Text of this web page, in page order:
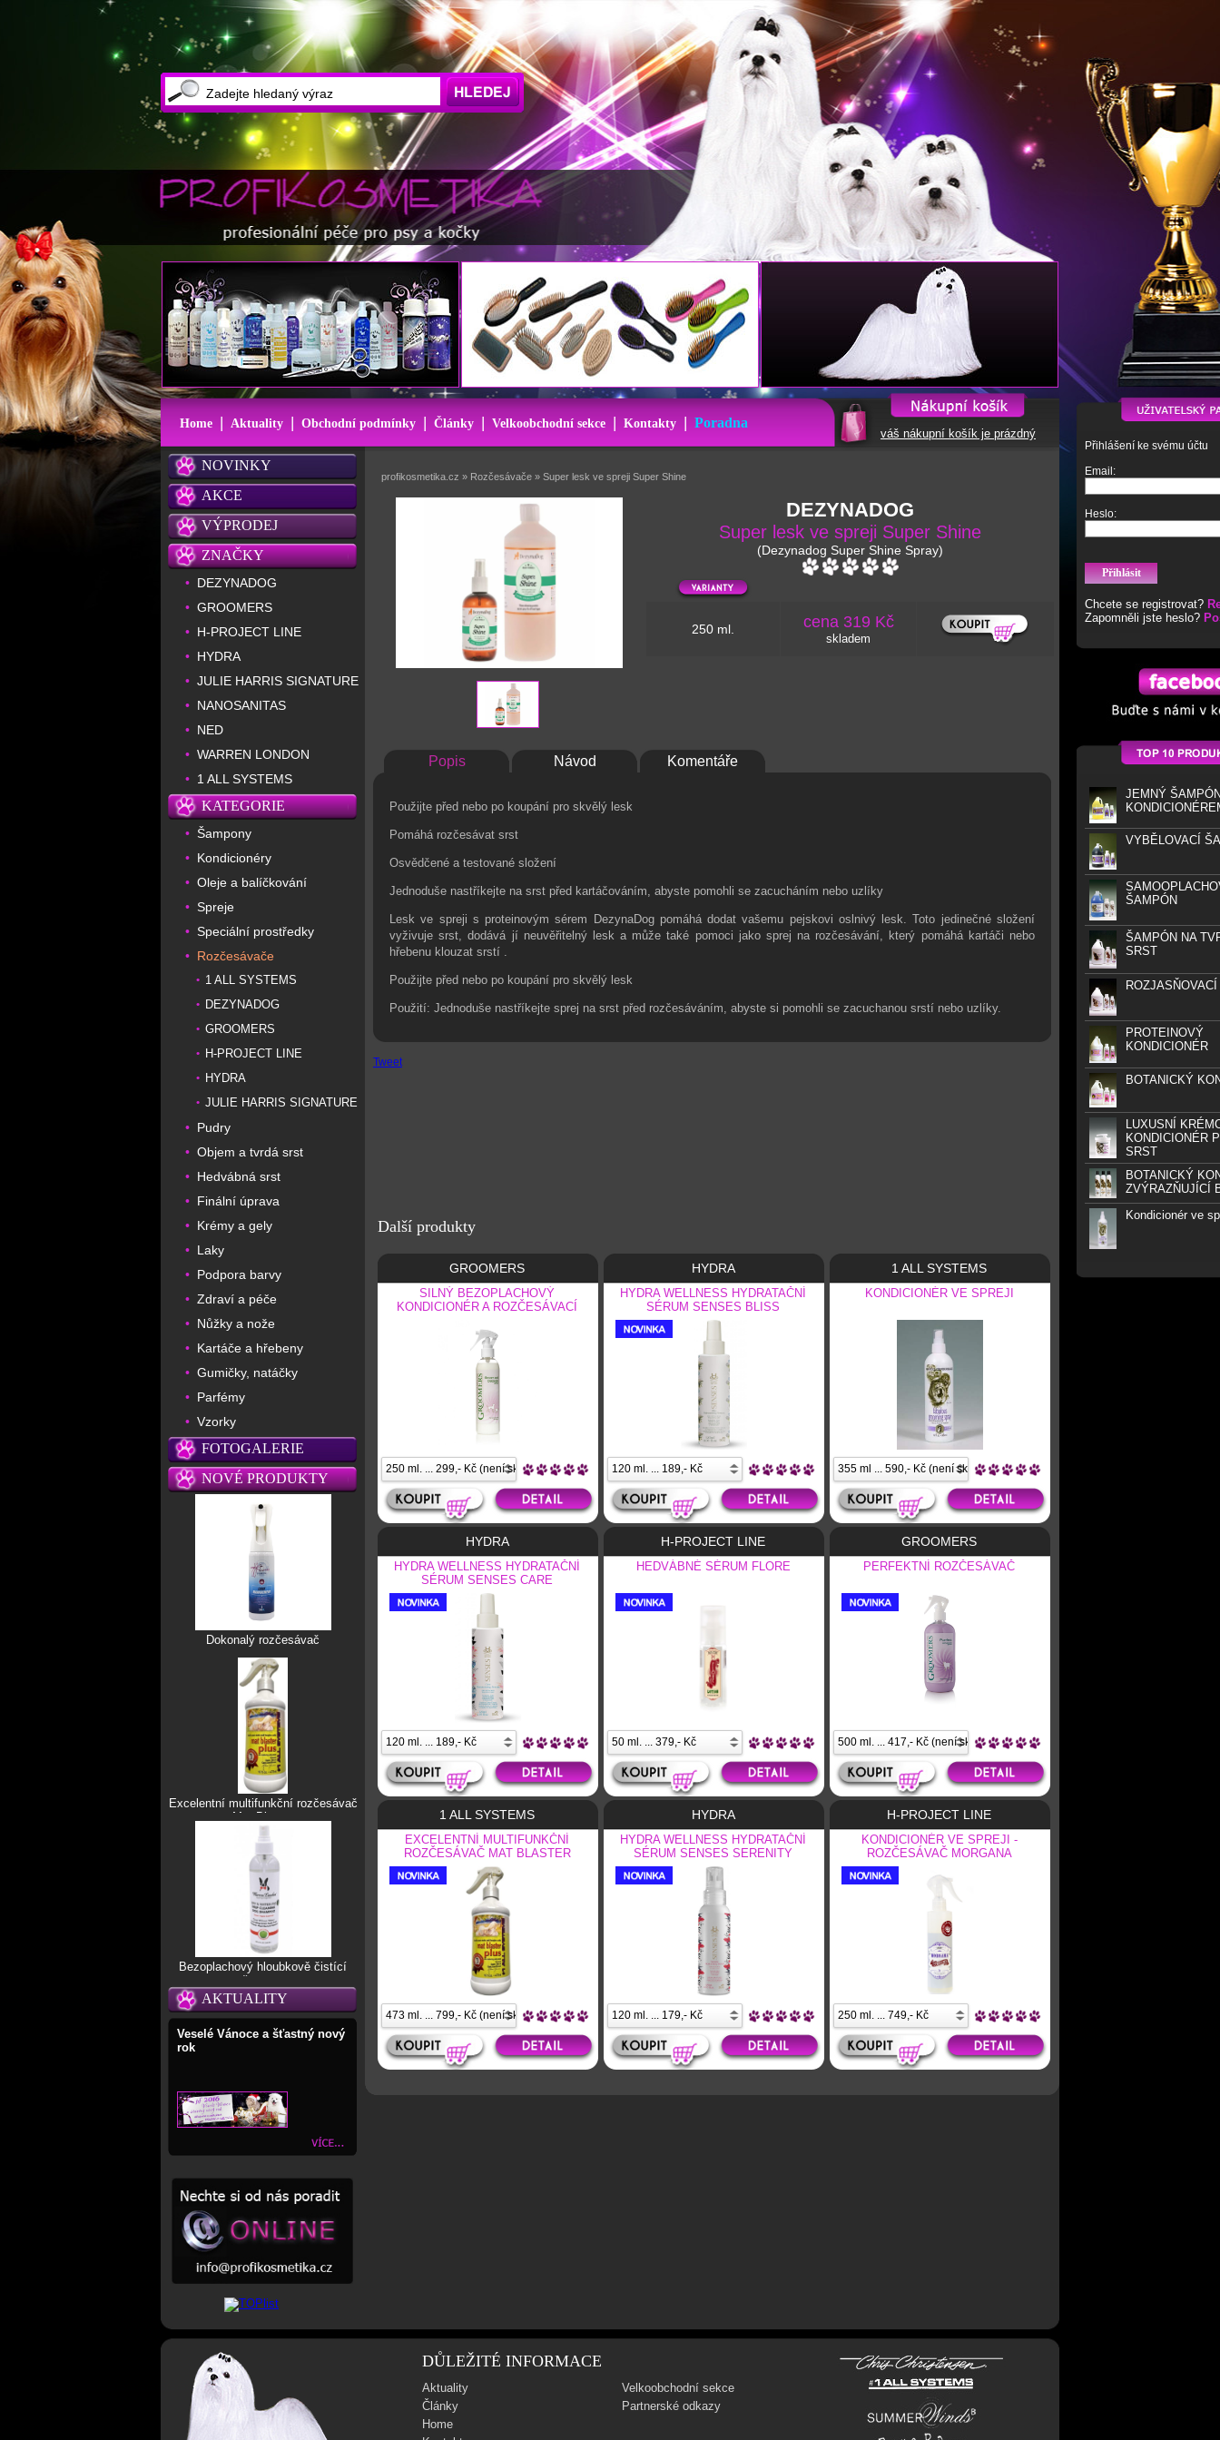
váš nákupní košík je prázdný
Přihlášení ke svému účtu
Email:
Heslo:
Chcete se registrovat?
Zapomněli jste heslo?
JEMNÝ
VYBĚLOVACÍ
ŠAMPÓN
ŠAMPÓN NA
SRST
PROTEINOVÝ
KONDICIONÉR
BOTANICKÝ
LUXUSNÍ
KONDICIONÉR
SRST
BOTANICKÝ
ZVÝRAZŇUJÍCÍ
Kondicionér ve
Home | Aktuality | Obchodní podmínky | Články | Velkoobchodní sekce | Kontakty | Poradna
NOVINKY
AKCE
VÝPRODEJ
ZNAČKY
• DEZYNADOG
• GROOMERS
• H-PROJECT LINE
• HYDRA
• JULIE HARRIS SIGNATURE
• NANOSANITAS
• NED
• WARREN LONDON
• 1 ALL SYSTEMS
KATEGORIE
• Šampony
• Kondicionéry
• Oleje a balíčkování
• Spreje
• Speciální prostředky
• Rozčesávače
• 1 ALL SYSTEMS
• DEZYNADOG
• GROOMERS
• H-PROJECT LINE
• HYDRA
• JULIE HARRIS SIGNATURE
• Pudry
• Objem a tvrdá srst
• Hedvábná srst
• Finální úprava
• Krémy a gely
• Laky
• Podpora barvy
• Zdraví a péče
• Nůžky a nože
• Kartáče a hřebeny
• Gumičky, natáčky
• Parfémy
• Vzorky
FOTOGALERIE
NOVÉ PRODUKTY
Dokonalý rozčesávač
Excelentní multifunkční rozčesávač
Mat Blaster
Bezoplachový hloubkově čistící
šampon
AKTUALITY
Veselé Vánoce a šťastný nový
rok
profikosmetika.cz » Rozčesávače » Super lesk ve spreji Super Shine
DEZYNADOG
Super lesk ve spreji Super Shine
(Dezynadog Super Shine Spray)
250 ml. cena 319 Kč
skladem
Popis Návod Komentáře
Použijte před nebo po koupání pro skvělý lesk
Pomáhá rozčesávat srst
Osvědčené a testované složení
Jednoduše nastříkejte na srst před kartáčováním, abyste pomohli se zacucháním nebo uzlíky
Lesk ve spreji s proteinovým sérem DezynaDog pomáhá dodat vašemu pejskovi oslnivý lesk. Toto jedinečné složení
vyživuje srst, dodává jí neuvěřitelný lesk a může také pomoci jako sprej na rozčesávání, který pomáhá kartáči nebo
hřebenu klouzat srstí .
Použijte před nebo po koupání pro skvělý lesk
Použití: Jednoduše nastříkejte sprej na srst před rozčesáváním, abyste si pomohli se zacuchanou srstí nebo uzlíky.
Tweet
Další produkty
GROOMERS
SILNÝ BEZOPLACHOVÝ
KONDICIONÉR A ROZČESÁVACÍ
HYDRA
HYDRA WELLNESS HYDRATAČNÍ
SÉRUM SENSES BLISS
1 ALL SYSTEMS
KONDICIONÉR VE SPREJI
HYDRA
HYDRA WELLNESS HYDRATAČNÍ
SÉRUM SENSES CARE
H-PROJECT LINE
HEDVÁBNÉ SÉRUM FLORE
GROOMERS
PERFEKTNÍ ROZČESÁVAČ
1 ALL SYSTEMS
EXCELENTNÍ MULTIFUNKČNÍ
ROZČESÁVAČ MAT BLASTER
HYDRA
HYDRA WELLNESS HYDRATAČNÍ
SÉRUM SENSES SERENITY
H-PROJECT LINE
KONDICIONÉR VE SPREJI -
ROZČESÁVAČ MORGANA
DŮLEŽITÉ INFORMACE
Aktuality
Články
Home
Velkoobchodní sekce
Partnerské odkazy